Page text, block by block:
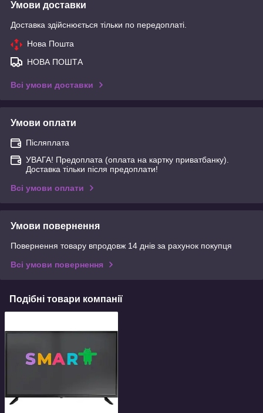
Умови доставки
Доставка здійснюється тільки по передоплаті.
Нова Пошта
НОВА ПОШТА
Всі умови доставки
Умови оплати
Післяплата
УВАГА! Предоплата (оплата на картку приватбанку).
Доставка тільки після предоплати!
Всі умови оплати
Умови повернення
Повернення товару впродовж 14 днів за рахунок покупця
Всі умови повернення
Подібні товари компанії